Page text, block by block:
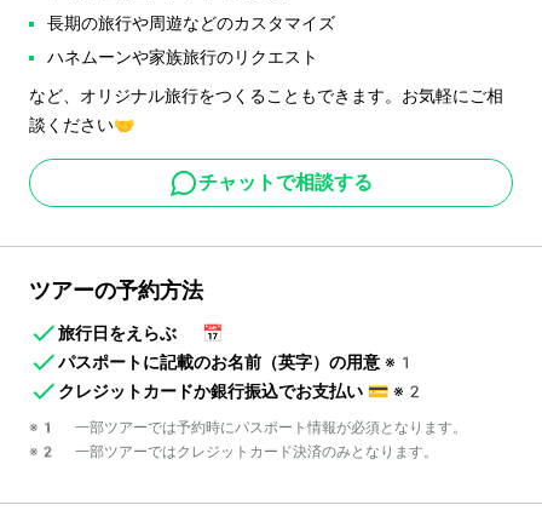
長期の旅行や周遊などのカスタマイズ
ハネムーンや家族旅行のリクエスト
など、オリジナル旅行をつくることもできます。お気軽にご相
談ください🤝
チャットで相談する
ツアーの予約方法
旅行日をえらぶ
📅
パスポートに記載のお名前（英字）の用意 ※1
クレジットカードか銀行振込でお支払い 💳 ※2
※1 一部ツアーでは予約時にパスポート情報が必須となります。
※2 一部ツアーではクレジットカード決済のみとなります。